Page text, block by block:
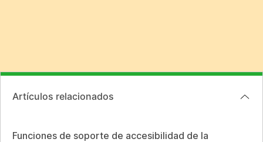
Artículos relacionados
Funciones de soporte de accesibilidad de la